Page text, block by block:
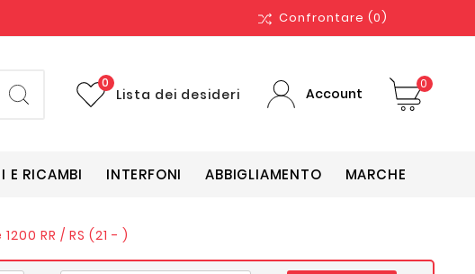
Confrontare (0)
Lista dei desideri
0
Account
0
E RICAMBI INTERFONI ABBIGLIAMENTO MARCHE
RR / RS (21 - )